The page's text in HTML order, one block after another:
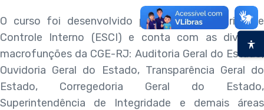
O curso foi desenvolvido pela Escola Superior de
Controle Interno (ESCI) e conta com as diversas
macrofunções da CGE-RJ: Auditoria Geral do Estado,
Ouvidoria Geral do Estado, Transparência Geral do
Estado, Corregedoria Geral do Estado,
Superintendência de Integridade e demais áreas